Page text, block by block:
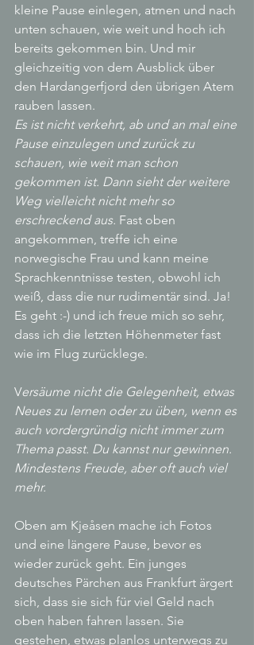
kleine Pause einlegen, atmen und nach
unten schauen, wie weit und hoch ich
bereits gekommen bin. Und mir
gleichzeitig von dem Ausblick über
den Hardangerfjord den übrigen Atem
rauben lassen.
Es ist nicht verkehrt, ab und an mal eine
Pause einzulegen und zurück zu
schauen, wie weit man schon
gekommen ist. Dann sieht der weitere
Weg vielleicht nicht mehr so
erschreckend aus. Fast oben
angekommen, treffe ich eine
norwegische Frau und kann meine
Sprachkenntnisse testen, obwohl ich
weiß, dass die nur rudimentär sind. Ja!
Es geht :-) und ich freue mich so sehr,
dass ich die letzten Höhenmeter fast
wie im Flug zurücklege.
Versäume nicht die Gelegenheit, etwas
Neues zu lernen oder zu üben, wenn es
auch vordergründig nicht immer zum
Thema passt. Du kannst nur gewinnen.
Mindestens Freude, aber oft auch viel
mehr.
Oben am Kjeåsen mache ich Fotos
und eine längere Pause, bevor es
wieder zurück geht. Ein junges
deutsches Pärchen aus Frankfurt ärgert
sich, dass sie sich für viel Geld nach
oben haben fahren lassen. Sie
gestehen, etwas planlos unterwegs zu